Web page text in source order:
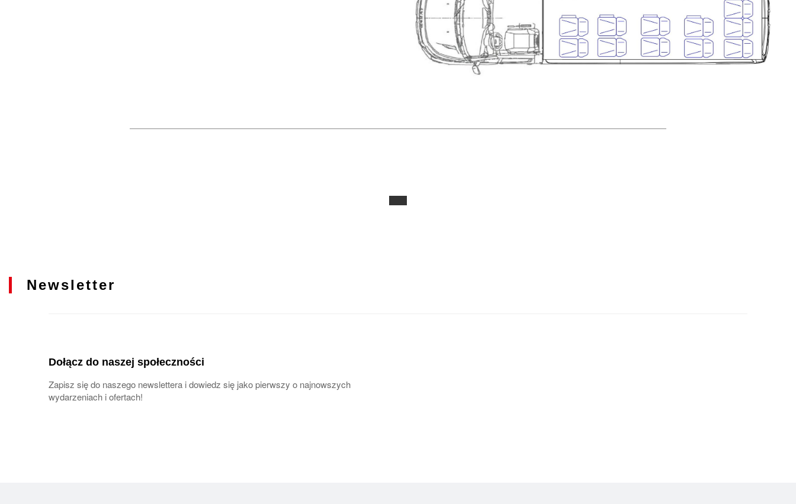
Newsletter
Dołącz do naszej społeczności
Zapisz się do naszego newslettera i dowiedz się jako pierwszy o najnowszych
wydarzeniach i ofertach!